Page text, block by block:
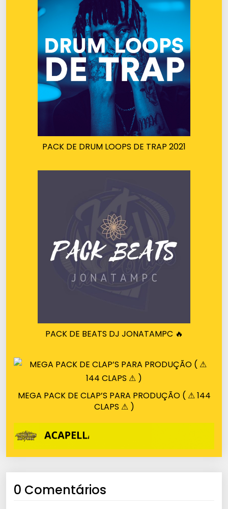
PACK DE DRUM LOOPS DE TRAP 2021
PACK DE BEATS DJ JONATAMPC 🔥
MEGA PACK DE CLAP’S PARA PRODUÇÃO ( ⚠ 144
CLAPS ⚠ )
0 Comentários